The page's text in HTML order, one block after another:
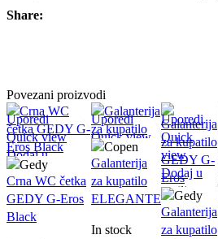
Share:
Povezani proizvodi
Uporedi
Quick view
Dodaj u
omiljene
Crna WC četka
GEDY G-Eros
Black
Uporedi
Quick view
Dodaj u
omiljene
Galanterija
za kupatilo
ELEGANTE
In stock
Uporedi
Quick
view
Dodaj u
omiljene
Galanterija
za kupatilo